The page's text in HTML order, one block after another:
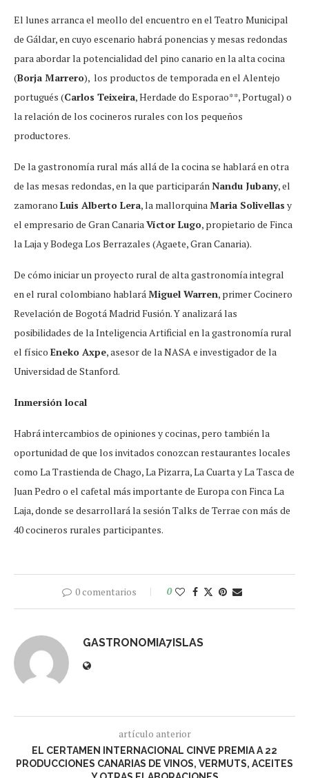
El lunes arranca el meollo del encuentro en el Teatro Municipal
de Gáldar, en cuyo escenario habrá ponencias y mesas redondas
para abordar la potencialidad del pino canario en la alta cocina
(Borja Marrero), los productos de temporada en el Alentejo
portugués (Carlos Teixeira, Herdade do Esporao**, Portugal) o
la relación de los cocineros rurales con los pequeños
productores.
De la gastronomía rural más allá de la cocina se hablará en otra
de las mesas redondas, en la que participaránNandu Jubany, el
zamorano Luis Alberto Lera, la mallorquinaMaria Solivellas y
el empresario de Gran CanariaVíctor Lugo, propietario de Finca
la Laja y Bodega Los Berrazales (Agaete, Gran Canaria).
De cómo iniciar un proyecto rural de alta gastronomía integral
en el rural colombiano hablaráMiguel Warren, primer Cocinero
Revelación de Bogotá Madrid Fusión. Y analizará las
posibilidades de la Inteligencia Artificial en la gastronomía rural
el físico Eneko Axpe, asesor de la NASA e investigador de la
Universidad de Stanford.
Inmersión local
Habrá intercambios de opiniones y cocinas, pero también la
oportunidad de que los invitados conozcan restaurantes locales
como La Trastienda de Chago, La Pizarra, La Cuarta y La Tasca de
Juan Pedro o el cafetal más importante de Europa con Finca La
Laja, donde se desarrollará la sesión Talks de Terrae con más de
40 cocineros rurales participantes.
0 comentarios 0
GASTRONOMIA7ISLAS
artículo anterior
EL CERTAMEN INTERNACIONAL CINVE PREMIA A 22
PRODUCCIONES CANARIAS DE VINOS, VERMUTS, ACEITES